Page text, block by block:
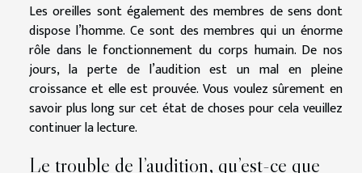
Les oreilles sont également des membres de sens dont
dispose l’homme. Ce sont des membres qui un énorme
rôle dans le fonctionnement du corps humain. De nos
jours, la perte de l’audition est un mal en pleine
croissance et elle est prouvée. Vous voulez sûrement en
savoir plus long sur cet état de choses pour cela veuillez
continuer la lecture.
Le trouble de l’audition, qu’est-ce que